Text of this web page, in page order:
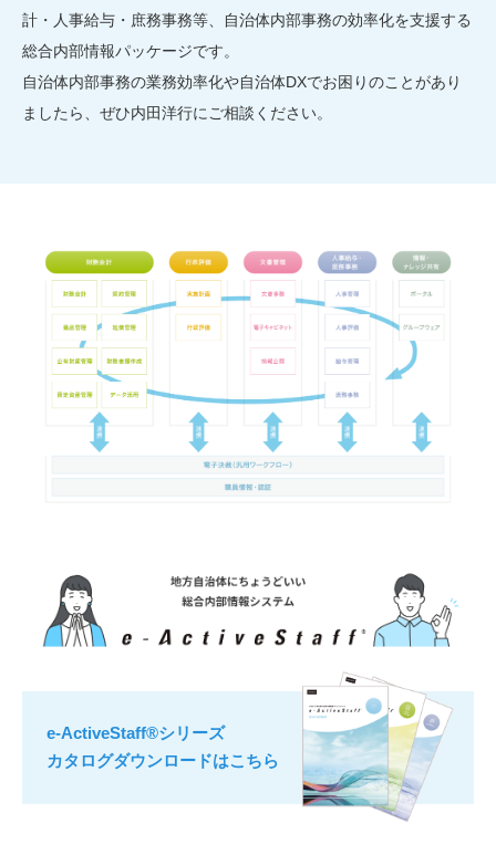
計・人事給与・庶務事務等、自治体内部事務の効率化を支援する
総合内部情報パッケージです。
自治体内部事務の業務効率化や自治体DXでお困りのことがあり
ましたら、ぜひ内田洋行にご相談ください。
e-ActiveStaff®シリーズ
カタログダウンロードはこちら